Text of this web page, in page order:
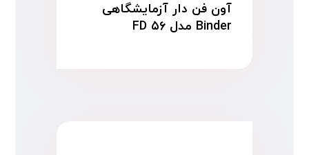
آون فن دار آزمایشگاهی
Binder مدل FD ۵۶